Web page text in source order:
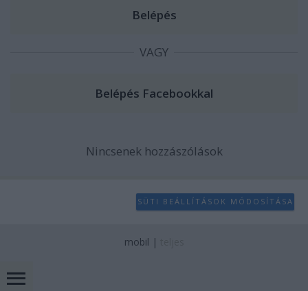
VAGY
Nincsenek hozzászólások
SÜTI BEÁLLÍTÁSOK MÓDOSÍTÁSA
mobil |